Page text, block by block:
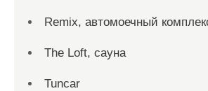
Remix, автомоечный
The Loft, сауна
Tuncar